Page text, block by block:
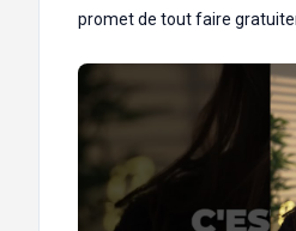
promet de tout faire